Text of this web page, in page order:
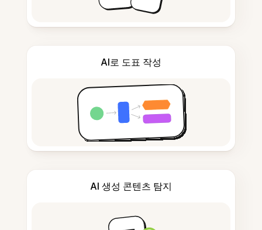
AI로 도표 작성
AI 생성 콘텐츠 탐지